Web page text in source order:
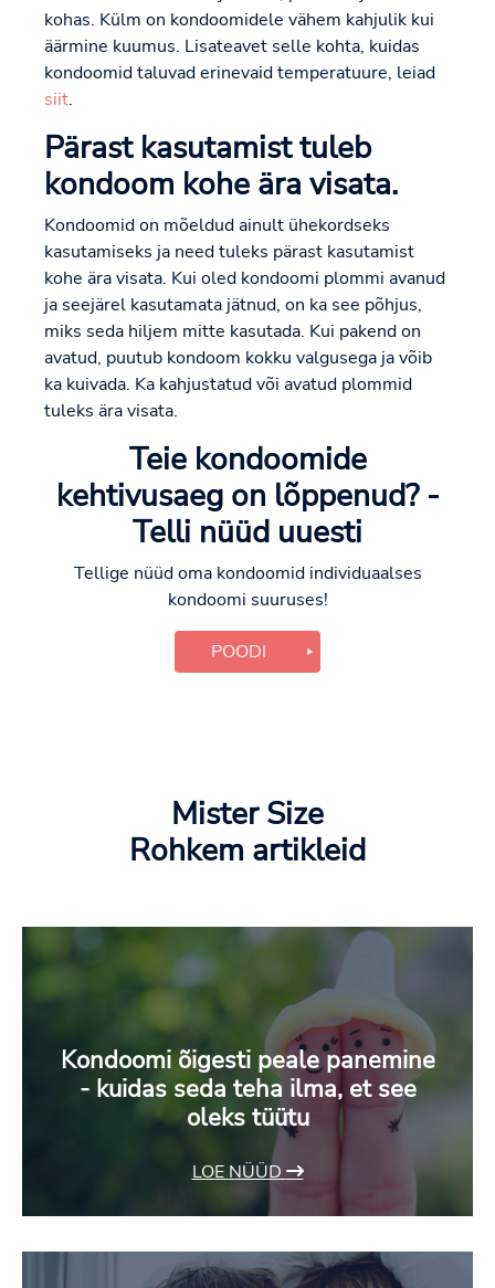
kohas. Külm on kondoomidele vähem kahjulik kui
äärmine kuumus. Lisateavet selle kohta, kuidas
kondoomid taluvad erinevaid temperatuure, leiad
siit.
Pärast kasutamist tuleb
kondoom kohe ära visata.
Kondoomid on mõeldud ainult ühekordseks
kasutamiseks ja need tuleks pärast kasutamist
kohe ära visata. Kui oled kondoomi plommi avanud
ja seejärel kasutamata jätnud, on ka see põhjus,
miks seda hiljem mitte kasutada. Kui pakend on
avatud, puutub kondoom kokku valgusega ja võib
ka kuivada. Ka kahjustatud või avatud plommid
tuleks ära visata.
Teie kondoomide
kehtivusaeg on lõppenud? -
Telli nüüd uuesti
Tellige nüüd oma kondoomid individuaalses
kondoomi suuruses!
POODI
Mister Size
Rohkem artikleid
Kondoomi õigesti peale panemine
- kuidas seda teha ilma, et see
oleks tüütu
LOE NÜÜD